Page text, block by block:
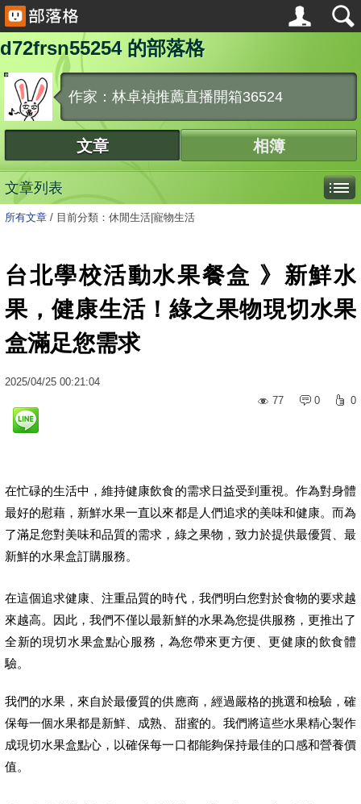
d72frsn55254 的部落格
作家：林卓禎推薦直播開箱36524
文章 相簿
文章列表
所有文章 / 目前分類：休閒生活|寵物生活
台北學校活動水果餐盒 》新鮮水
果，健康生活！綠之果物現切水果
盒滿足您需求
2025/04/25 00:21:04
77
0 0
在忙碌的生活中，維持健康飲食的需求日益受到重視。作為對身體
最好的慰藉，新鮮水果一直以來都是人們追求的美味和健康。而為
了滿足您對美味和品質的需求，綠之果物，致力於提供最優質、最
新鮮的水果盒訂購服務。
在這個追求健康、注重品質的時代，我們明白您對於食物的要求越
來越高。因此，我們不僅以最新鮮的水果為您提供服務，更推出了
全新的現切水果盒點心服務，為您帶來更方便、更健康的飲食體
驗。
我們的水果，來自於最優質的供應商，經過嚴格的挑選和檢驗，確
保每一個水果都是新鮮、成熟、甜蜜的。我們將這些水果精心製作
成現切水果盒點心，以確保每一口都能夠保持最佳的口感和營養價
值。